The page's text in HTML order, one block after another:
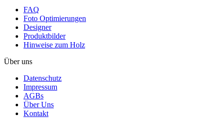
FAQ
Foto Optimierungen
Designer
Produktbilder
Hinweise zum Holz
Über uns
Datenschutz
Impressum
AGBs
Über Uns
Kontakt